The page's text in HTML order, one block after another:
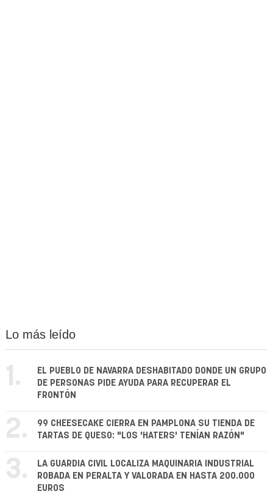
Lo más leído
1.
EL PUEBLO DE NAVARRA DESHABITADO DONDE UN GRUPO
DE PERSONAS PIDE AYUDA PARA RECUPERAR EL
FRONTÓN
2.
99 CHEESECAKE CIERRA EN PAMPLONA SU TIENDA DE
TARTAS DE QUESO: "LOS 'HATERS' TENÍAN RAZÓN"
3.
LA GUARDIA CIVIL LOCALIZA MAQUINARIA INDUSTRIAL
ROBADA EN PERALTA Y VALORADA EN HASTA 200.000
EUROS